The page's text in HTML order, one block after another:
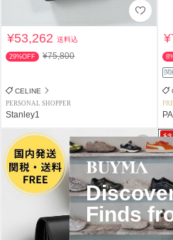
¥53,262送料込
29%OFF ¥75,800
CELINE
PERSONAL SHOPPER
Stanley1
関